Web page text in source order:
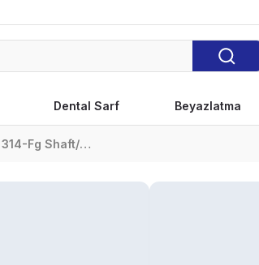
Dental Sarf Beyazlatma
8878Kp Elmas Frez 314-Fg Shaft/Turbine Shaft/Aeratör